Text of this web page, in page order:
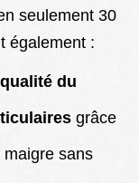
seulement 30
également :
qualité du
grâce
sans